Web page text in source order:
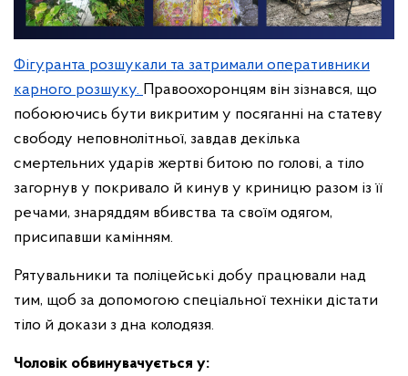
Фігуранта розшукали та затримали оперативники
карного розшуку. Правоохоронцям він зізнався, що
побоюючись бути викритим у посяганні на статеву
свободу неповнолітньої, завдав декілька
смертельних ударів жертві битою по голові, а тіло
загорнув у покривало й кинув у криницю разом із її
речами, знаряддям вбивства та своїм одягом,
присипавши камінням.
Рятувальники та поліцейські добу працювали над
тим, щоб за допомогою спеціальної техніки дістати
тіло й докази з дна колодязя.
Чоловік обвинувачується у: